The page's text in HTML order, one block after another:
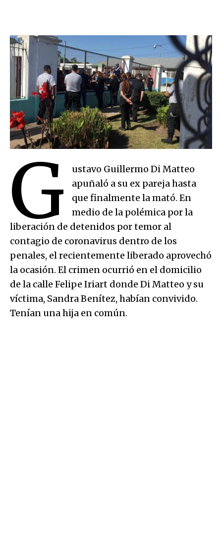
G
ustavo Guillermo Di Matteo
apuñaló a su ex pareja hasta
que finalmente la mató. En
medio de la polémica por la
liberación de detenidos por temor al
contagio de coronavirus dentro de los
penales, el recientemente liberado aprovechó
la ocasión. El crimen ocurrió en el domicilio
de la calle Felipe Iriart donde Di Matteo y su
víctima, Sandra Benítez, habían convivido.
Tenían una hija en común.